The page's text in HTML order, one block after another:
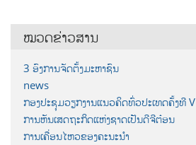
ໝວດຂ່າວສານ
3 ອົງການຈັດຕັ້ງມະຫາຊົນ
news
ກອງປະຊຸມວຽກງານແນວຄິດທົ່ວປະເທດຄັ້ງທີ V
ການຫັນເສດຖະກິດແຫ່ງຊາດເປັນດີຈີຕ໋ອນ
ການເຄື່ອນໄຫວຂອງຄະນະນຳ